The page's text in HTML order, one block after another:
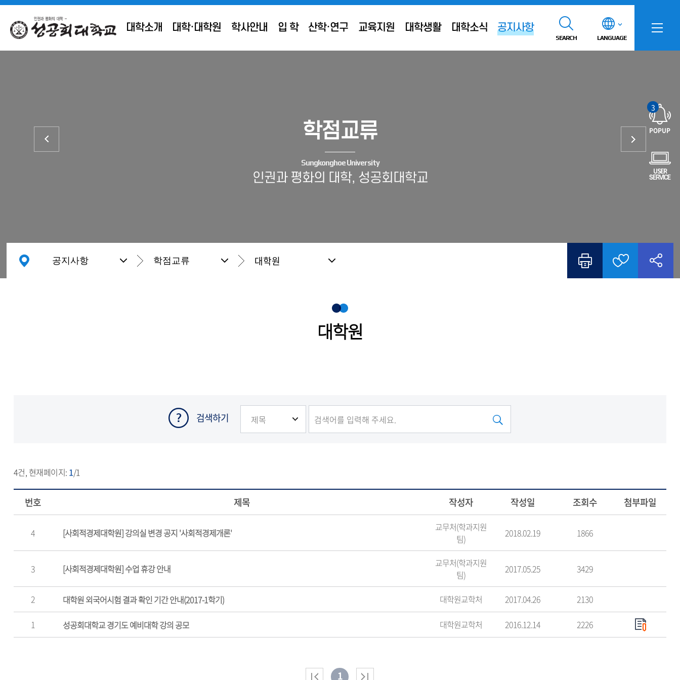
대학소개 대학·대학원 학사안내 입 학 산학·연구 교육지원 대학생활 대학소식 공지사항
SEARCH LANGUAGE
POPUP
3
USER
SERVICE
학점교류
Sungkonghoe University
인권과 평화의 대학, 성공회대학교
공지사항 학점교류 대학원
대학원
검색하기
4건, 현재페이지: 1/1
번호 제목 작성자 작성일 조회수 첨부파일
4 [사회적경제대학원] 강의실 변경 공지 '사회적경제개론'
교무처(학과지원
팀)
2018.02.19 1866
3 [사회적경제대학원] 수업 휴강 안내
교무처(학과지원
팀)
2017.05.25 3429
2 대학원 외국어시험 결과 확인 기간 안내(2017-1학기) 대학원교학처 2017.04.26 2130
1 성공회대학교 경기도 예비대학 강의 공모 대학원교학처 2016.12.14 2226
1